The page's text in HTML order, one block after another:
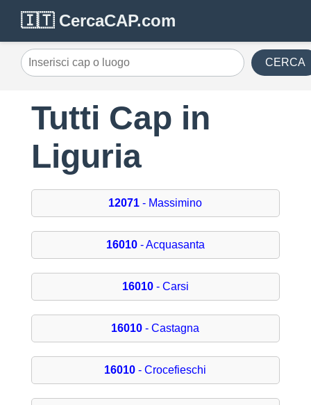
🇮🇹 CercaCAP.com
CERCA
Tutti Cap in
Liguria
12071 - Massimino
16010- Acquasanta
16010- Carsi
16010 - Castagna
16010 - Crocefieschi